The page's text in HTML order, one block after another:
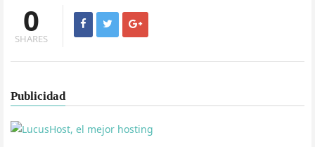
0
SHARES
Publicidad